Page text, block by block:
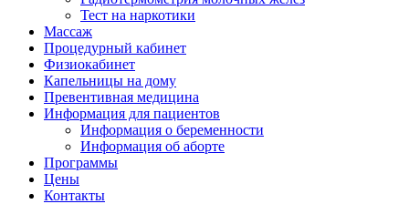
Тест на наркотики
Массаж
Процедурный кабинет
Физиокабинет
Капельницы на дому
Превентивная медицина
Информация для пациентов
Информация о беременности
Информация об аборте
Программы
Цены
Контакты